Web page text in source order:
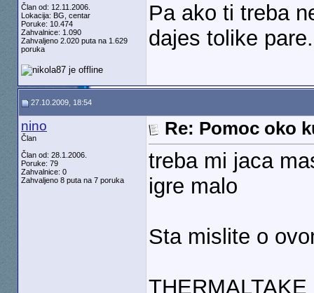
Član od: 12.11.2006.
Lokacija: BG, centar
Poruke: 10.474
Zahvalnice: 1.090
Zahvaljeno 2.020 puta na 1.629
poruka
Pa ako ti treba
dajes tolike pare.
27.10.2009, 18:54
nino
Član
Član od: 28.1.2006.
Poruke: 79
Zahvalnice: 0
Zahvaljeno 8 puta na 7 poruka
Re: Pomoc oko
treba mi jaca
igre malo
Sta mislite o